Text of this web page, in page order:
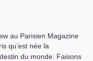
au Parisien Magazine
qu’est née la
du monde. Faisons